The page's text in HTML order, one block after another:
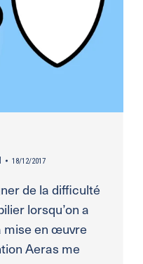
18/12/2017
de la difficulté
lorsqu’on a
mise en œuvre
Aeras me